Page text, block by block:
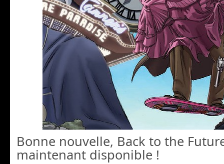
Bonne nouvelle, Back to the
maintenant disponible !